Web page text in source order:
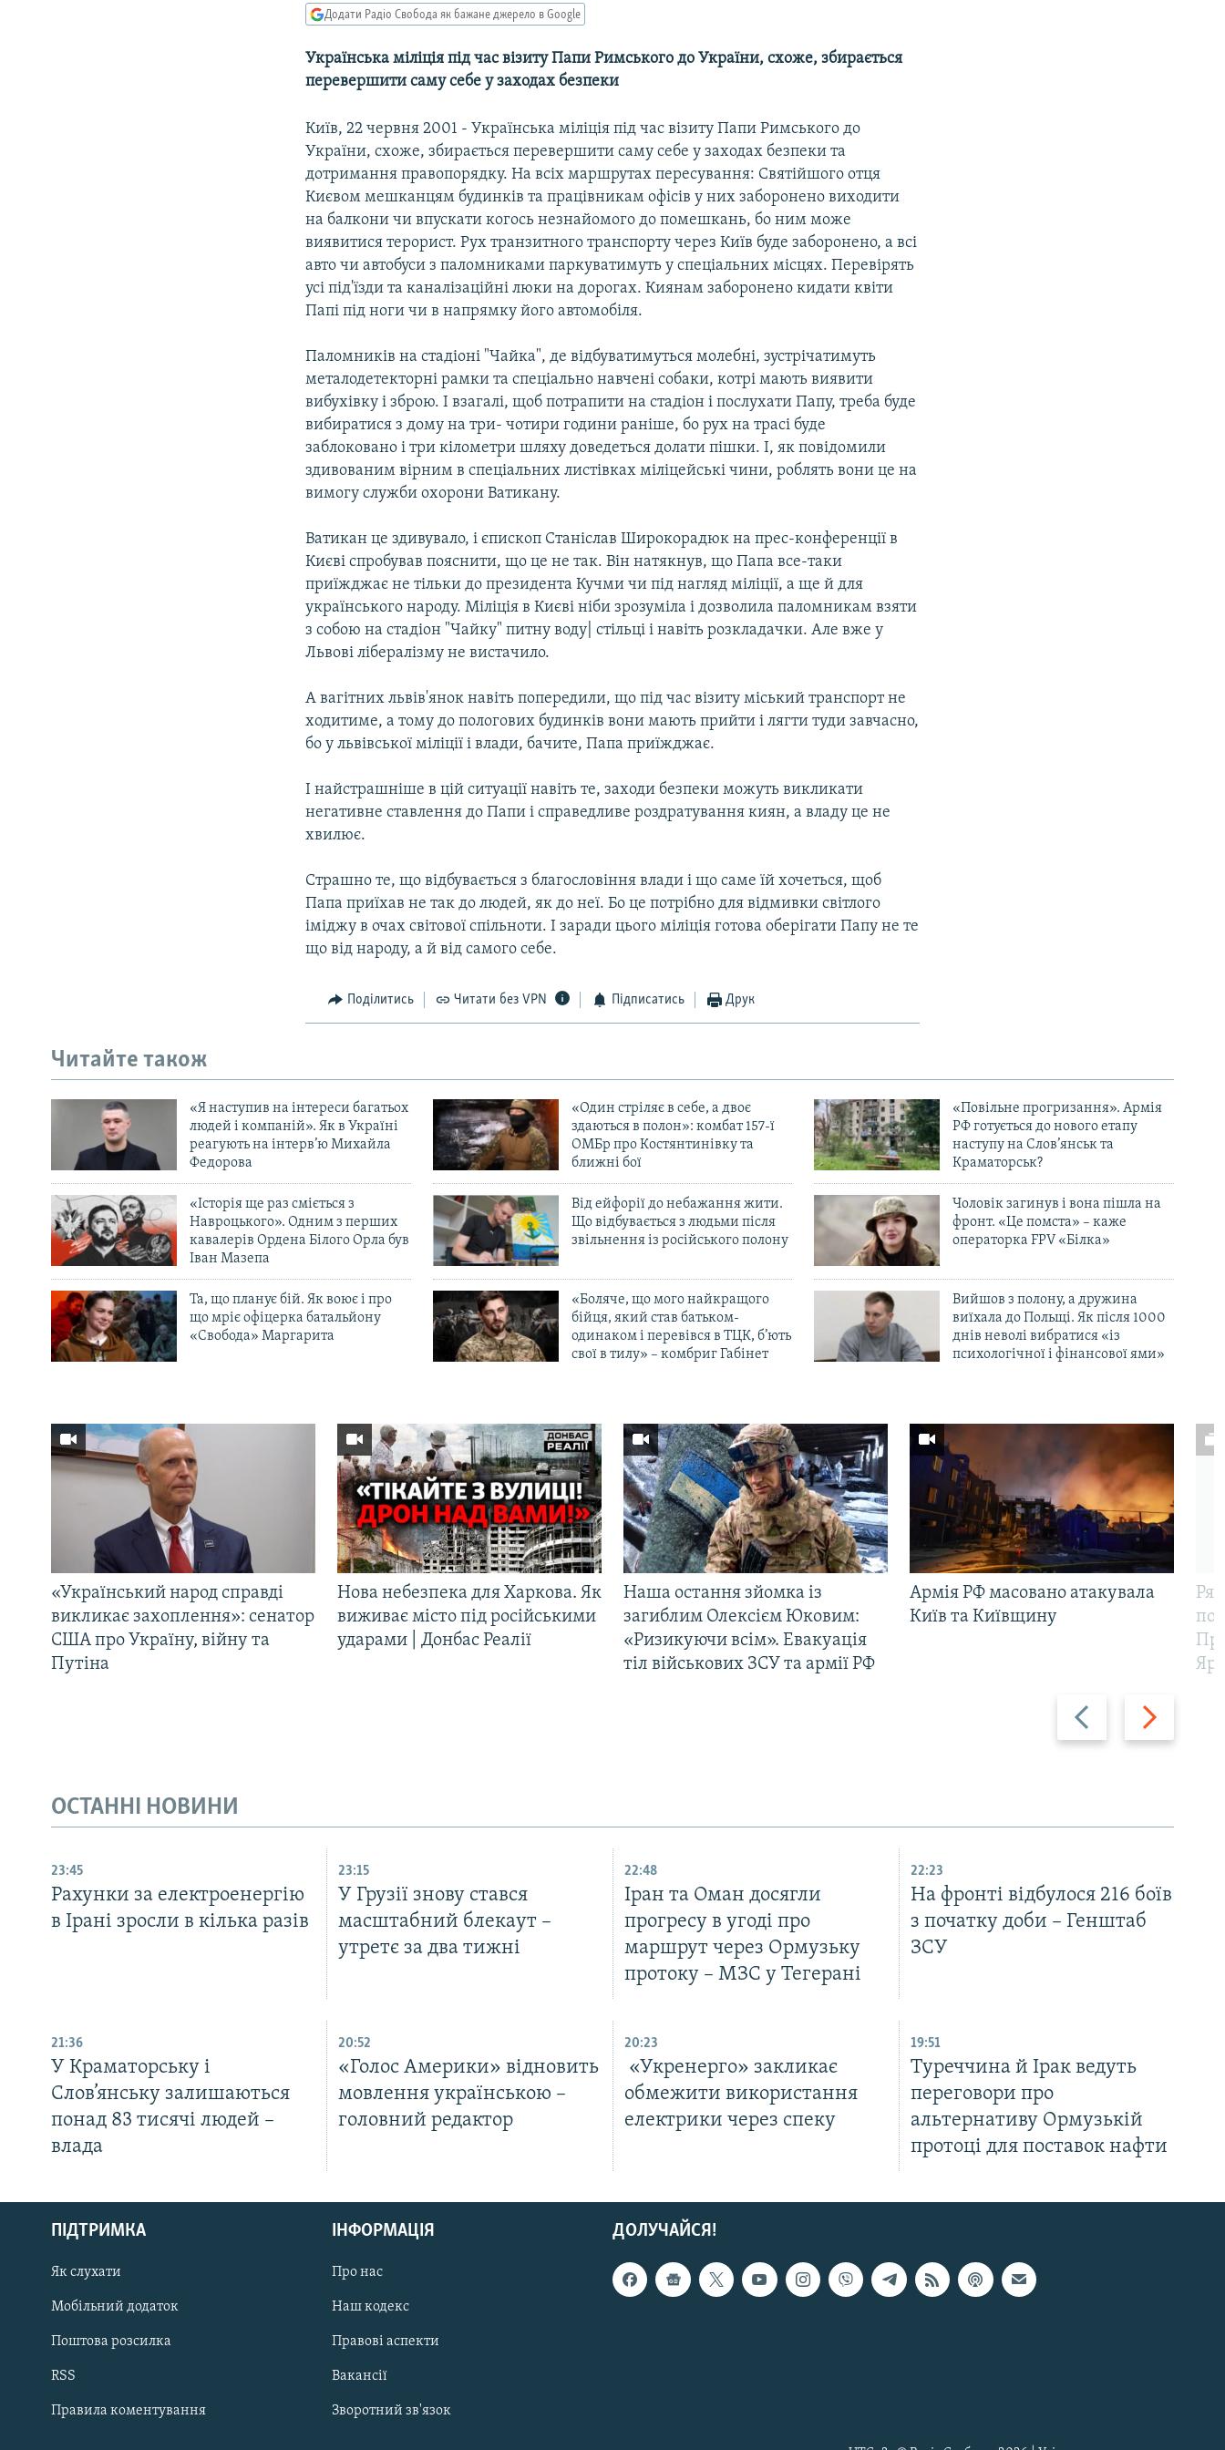
РУС
ДОЛУЧАЙСЯ!
Додати Радіо Свобода як бажане джерело в Google
Українська міліція під час візиту Папи Римського до України, схоже, збирається
перевершити саму себе у заходах безпеки
Київ, 22 червня 2001 - Українська міліція під час візиту Папи Римського до
України, схоже, збирається перевершити саму себе у заходах безпеки та
дотримання правопорядку. На всіх маршрутах пересування: Святійшого отця
Києвом мешканцям будинків та працівникам офісів у них заборонено виходити
на балкони чи впускати когось незнайомого до помешкань, бо ним може
виявитися терорист. Рух транзитного транспорту через Київ буде заборонено, а всі
авто чи автобуси з паломниками паркуватимуть у спеціальних місцях. Перевірять
усі під'їзди та каналізаційні люки на дорогах. Киянам заборонено кидати квіти
Папі під ноги чи в напрямку його автомобіля.
Паломників на стадіоні "Чайка", де відбуватимуться молебні, зустрічатимуть
металодетекторні рамки та спеціально навчені собаки, котрі мають виявити
вибухівку і зброю. І взагалі, щоб потрапити на стадіон і послухати Папу, треба буде
вибиратися з дому на три- чотири години раніше, бо рух на трасі буде
заблоковано і три кілометри шляху доведеться долати пішки. І, як повідомили
здивованим вірним в спеціальних листівках міліцейські чини, роблять вони це на
вимогу служби охорони Ватикану.
Ватикан це здивувало, і єпископ Станіслав Широкорадюк на прес-конференції в
Києві спробував пояснити, що це не так. Він натякнув, що Папа все-таки
приїжджає не тільки до президента Кучми чи під нагляд міліції, а ще й для
українського народу. Міліція в Києві ніби зрозуміла і дозволила паломникам взяти
з собою на стадіон "Чайку" питну воду| стільці і навіть розкладачки. Але вже у
Львові лібералізму не вистачило.
А вагітних львів'янок навіть попередили, що під час візиту міський транспорт не
ходитиме, а тому до пологових будинків вони мають прийти і лягти туди завчасно,
бо у львівської міліції і влади, бачите, Папа приїжджає.
І найстрашніше в цій ситуації навіть те, заходи безпеки можуть викликати
негативне ставлення до Папи і справедливе роздратування киян, а владу це не
хвилює.
Страшно те, що відбувається з благословіння влади і що саме їй хочеться, щоб
Папа приїхав не так до людей, як до неї. Бо це потрібно для відмивки світлого
іміджу в очах світової спільноти. І заради цього міліція готова оберігати Папу не те
що від народу, а й від самого себе.
Поділитись Читати без VPN Підписатись Друк
Читайте також
«Я наступив на інтереси багатьох
людей і компаній». Як в Україні
реагують на інтерв’ю Михайла
Федорова
«Один стріляє в себе, а двоє
здаються в полон»: комбат 157-ї
ОМБр про Костянтинівку та
ближні бої
«Повільне прогризання». Армія
РФ готується до нового етапу
наступу на Слов’янськ та
Краматорськ?
«Історія ще раз сміється з
Навроцького». Одним з перших
кавалерів Ордена Білого Орла був
Іван Мазепа
Від ейфорії до небажання жити.
Що відбувається з людьми після
звільнення із російського полону
Чоловік загинув і вона пішла на
фронт. «Це помста» – каже
операторка FPV «Білка»
Та, що планує бій. Як воює і про
що мріє офіцерка батальйону
«Свобода» Маргарита
«Боляче, що мого найкращого
бійця, який став батьком-
одинаком і перевівся в ТЦК, б’ють
свої в тилу» – комбриг Габінет
Вийшов з полону, а дружина
виїхала до Польщі. Як після 1000
днів неволі вибратися «із
психологічної і фінансової ями»
Назад Вперед
«Український народ справді
викликає захоплення»: сенатор
США про Україну, війну та
Путіна
Нова небезпека для Харкова. Як
виживає місто під російськими
ударами | Донбас Реалії
Наша остання зйомка із
загиблим Олексієм Юковим:
«Ризикуючи всім». Евакуація
тіл військових ЗСУ та армії РФ
Армія РФ масовано атакувала
Київ та Київщину
ОСТАННІ НОВИНИ
23:45
Рахунки за електроенергію
в Ірані зросли в кілька разів
23:15
У Грузії знову стався
масштабний блекаут –
утретє за два тижні
22:48
Іран та Оман досягли
прогресу в угоді про
маршрут через Ормузьку
протоку – МЗС у Тегерані
22:23
На фронті відбулося 216 боїв
з початку доби – Генштаб
ЗСУ
21:36
У Краматорську і
Слов’янську залишаються
понад 83 тисячі людей –
влада
20:52
«Голос Америки» відновить
мовлення українською –
головний редактор
20:23
«Укренерго» закликає
обмежити використання
електрики через спеку
19:51
Туреччина й Ірак ведуть
переговори про
альтернативу Ормузькій
протоці для поставок нафти
ДОЛУЧАЙСЯ!
ПІДТРИМКА
Як слухати
Мобільний додаток
Поштова розсилка
RSS
Правила коментування
ІНФОРМАЦІЯ
Про нас
Наш кодекс
Правові аспекти
Вакансії
Зворотний зв'язок